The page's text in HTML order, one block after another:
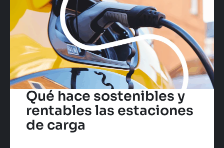
Qué hace sostenibles y
rentables las estaciones
de carga